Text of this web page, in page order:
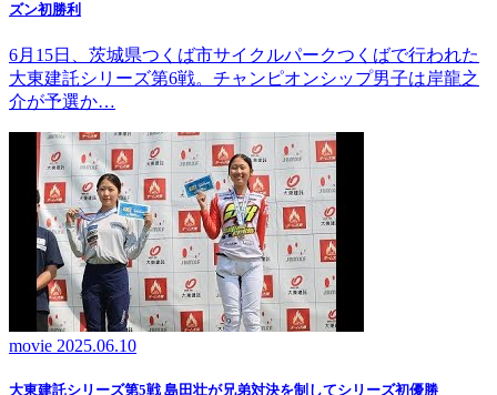
ズン初勝利
6月15日、茨城県つくば市サイクルパークつくばで行われた
大東建託シリーズ第6戦。チャンピオンシップ男子は岸龍之
介が予選か…
movie 2025.06.10
大東建託シリーズ第5戦 島田壮が兄弟対決を制してシリーズ初優勝